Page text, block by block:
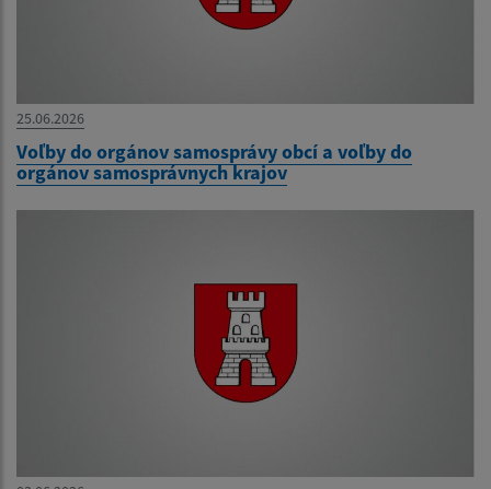
25.06.2026
Voľby do orgánov samosprávy obcí a voľby do
orgánov samosprávnych krajov